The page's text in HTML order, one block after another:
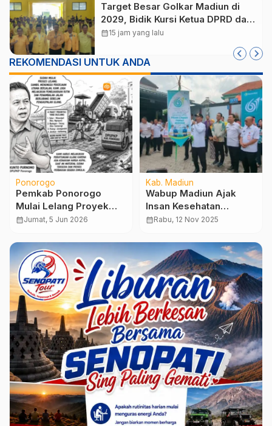
Target Besar Golkar Madiun di
2029, Bidik Kursi Ketua DPRD dan
Usung Lagi Hari Wuryanto
calendar_month15 jam yang lalu
REKOMENDASI UNTUK ANDA
Ponorogo
Pemkab Ponorogo
Mulai Lelang Proyek
Jalan, Siapkan
MILIAR
calendar_monthJumat, 5 Jun 2026
Kab. Madiun
Wabup Madiun Ajak
Insan Kesehatan
Wujudkan Generasi
Emas 2045
calendar_monthRabu, 12 Nov 2025